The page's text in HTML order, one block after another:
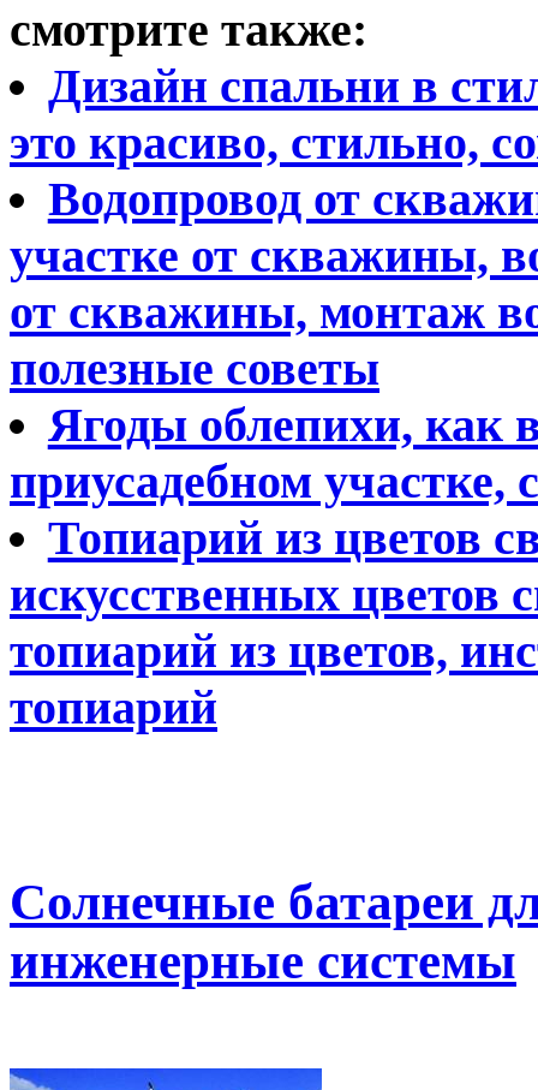
смотрите также:
Дизайн спальни в
это красиво, стильно,
Водопровод от
участке от скважины,
от скважины, монтаж
полезные советы
Ягоды облепихи, как
приусадебном участке,
Топиарий из цветов
искусственных цветов
топиарий из цветов,
топиарий
Солнечные батареи
инженерные системы